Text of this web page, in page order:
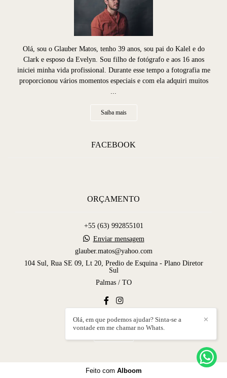
Olá, sou o Glauber Matos, tenho 39 anos, sou pai do Kalel e do
Clark e esposo da Evelyn. Sou filho de fotógrafo e aos 16 anos
iniciei minha vida profissional. Durante esse tempo a fotografia me
proporcionou vários momentos especiais e com ela adquiri muitos
...
Saiba mais
FACEBOOK
ORÇAMENTO
+55 (63) 992855101
Enviar mensagem
glauber.matos@yahoo.com
104 Sul, Rua SE 09, Lt 20, Predio de Esquina - Plano Diretor
Sul
Palmas / TO
✕
Olá, em que podemos ajudar? Sinta-se a
vontade em me chamar no Whats.
Feito com Alboom